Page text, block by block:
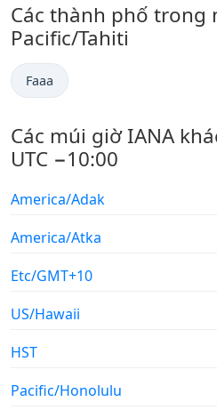
Các thành phố trong
Pacific/Tahiti
Faaa
Các múi giờ IANA
UTC −10:00
America/Adak
America/Atka
Etc/GMT+10
US/Hawaii
HST
Pacific/Honolulu